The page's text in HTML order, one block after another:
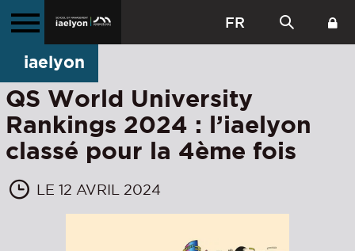
FR
iaelyon
QS World University
Rankings 2024 : l’iaelyon
classé pour la 4ème fois
LE 12 AVRIL 2024